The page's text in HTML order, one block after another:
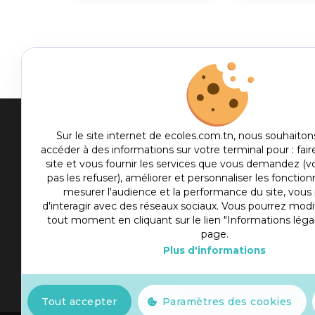
Sur le site internet de ecoles.com.tn, nous
accéder à des informations sur votre terminal pour :
site et vous fournir les services que vous demandez
pas les refuser), améliorer et personnaliser les
mesurer l'audience et la performance du site,
d'interagir avec des réseaux sociaux. Vous pourrez
tout moment en cliquant sur le lien "Informations
page.
Plus d'informations
Paramètres des cookies
Tout accepter
Culture
Sport
Slot777